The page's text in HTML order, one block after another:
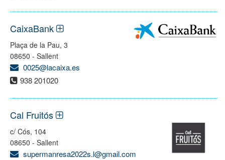
CaixaBank
Plaça de la Pau, 3
08650 - Sallent
0025@lacaixa.es
938 201020
Cal Fruitós
c/ Cós, 104
08650 - Sallent
supermanresa2022s.l@gmail.com